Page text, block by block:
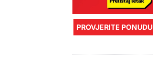
PROVJERITE PONUDU